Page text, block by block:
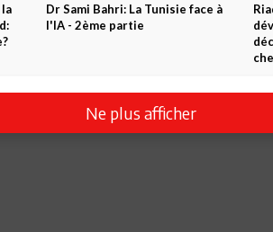
Dr Sami Bahri: La Tunisie face à
l'IA - 2ème partie
Ne plus afficher